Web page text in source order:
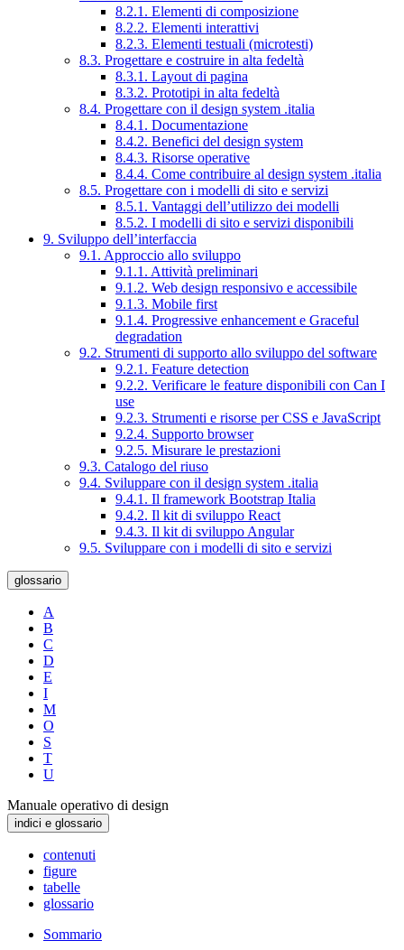
8.2.1. Elementi di composizione
8.2.2. Elementi interattivi
8.2.3. Elementi testuali (microtesti)
8.3. Progettare e costruire in alta fedeltà
8.3.1. Layout di pagina
8.3.2. Prototipi in alta fedeltà
8.4. Progettare con il design system .italia
8.4.1. Documentazione
8.4.2. Benefici del design system
8.4.3. Risorse operative
8.4.4. Come contribuire al design system .italia
8.5. Progettare con i modelli di sito e servizi
8.5.1. Vantaggi dell’utilizzo dei modelli
8.5.2. I modelli di sito e servizi disponibili
9. Sviluppo dell’interfaccia
9.1. Approccio allo sviluppo
9.1.1. Attività preliminari
9.1.2. Web design responsivo e accessibile
9.1.3. Mobile first
9.1.4. Progressive enhancement e Graceful
degradation
9.2. Strumenti di supporto allo sviluppo del software
9.2.1. Feature detection
9.2.2. Verificare le feature disponibili con Can I
use
9.2.3. Strumenti e risorse per CSS e JavaScript
9.2.4. Supporto browser
9.2.5. Misurare le prestazioni
9.3. Catalogo del riuso
9.4. Sviluppare con il design system .italia
9.4.1. Il framework Bootstrap Italia
9.4.2. Il kit di sviluppo React
9.4.3. Il kit di sviluppo Angular
9.5. Sviluppare con i modelli di sito e servizi
glossario
A
B
C
D
E
I
M
O
S
T
U
Manuale operativo di design
indici e glossario
contenuti
figure
tabelle
glossario
Sommario